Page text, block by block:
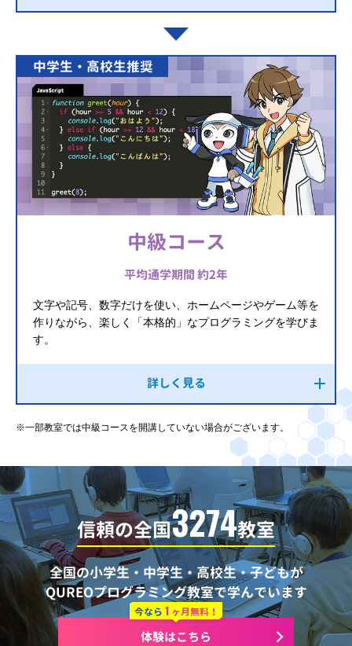
中学生・高校生推奨
中級コース
平均通学期間 約2年
文字や記号、数字だけを使い、ホームページやゲーム等を
作りながら、楽しく「本格的」なプログラミングを学びま
す。
詳しく見る
※一部教室では中級コースを開講していない場合がございます。
信頼の全国3274教室
全国の小学生・中学生・高校生・子どもが
QUREOプログラミング教室で学んでいます
今なら 1 ヶ月無料！
体験はこちら